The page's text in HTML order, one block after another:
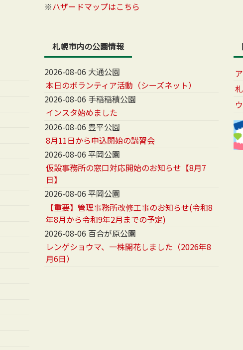
※ハザードマップはこちら
札幌市内の公園情報
2026-08-06 大通公園
本日のボランティア活動（シーズネット）
2026-08-06 手稲稲積公園
インスタ始めました
2026-08-06 豊平公園
8月11日から申込開始の講習会
2026-08-06 平岡公園
仮設事務所の窓口対応開始のお知らせ【8月7
日】
2026-08-06 平岡公園
【重要】管理事務所改修工事のお知らせ(令和8
年8月から令和9年2月までの予定)
2026-08-06 百合が原公園
レンゲショウマ、一株開花しました（2026年8
月6日）